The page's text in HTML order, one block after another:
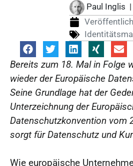
Paul Inglis |
Bereits zum 18. Mal in Folge
wieder der Europäische
Seine Grundlage hat der
Unterzeichnung der
Datenschutzkonvention vom
sorgt für Datenschutz und
Wie europäische